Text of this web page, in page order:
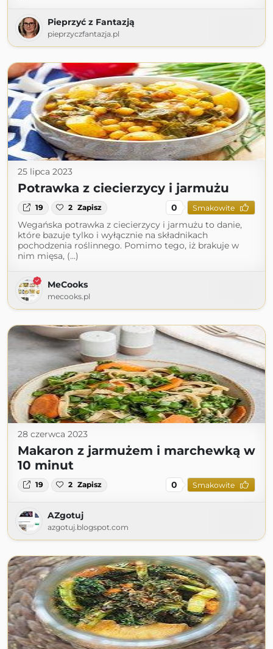
Pieprzyć z Fantazją
pieprzyczfantazja.pl
25 lipca 2023
Potrawka z ciecierzycy i jarmużu
19 2 Zapisz 0 Smakowite
Wegańska potrawka z ciecierzycy i jarmużu to danie,
które bazuje tylko i wyłącznie na składnikach
pochodzenia roślinnego. Pomimo tego, iż brakuje w
nim mięsa, (...)
MeCooks
mecooks.pl
28 czerwca 2023
Makaron z jarmużem i marchewką w
10 minut
19 2 Zapisz 0 Smakowite
AZgotuj
azgotuj.blogspot.com